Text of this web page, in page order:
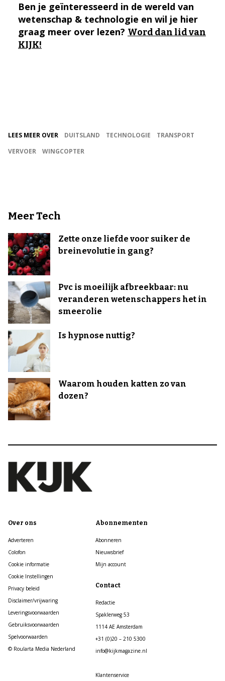
Ben je geïnteresseerd in de wereld van
wetenschap & technologie en wil je hier
graag meer over lezen? Word dan lid van
KIJK!
LEES MEER OVER DUITSLAND TECHNOLOGIE
TRANSPORT
VERVOER
WINGCOPTER
Meer Tech
Zette onze liefde voor suiker de
breinevolutie in gang?
Pvc is moeilijk afbreekbaar: nu
veranderen wetenschappers het in
smeerolie
Is hypnose nuttig?
Waarom houden katten zo van
dozen?
Over ons
Adverteren
Colofon
Cookie informatie
Cookie Instellingen
Privacy beleid
Disclaimer/vrijwaring
Leveringsvoorwaarden
Gebruiksvoorwaarden
Spelvoorwaarden
© Roularta Media Nederland
Abonnementen
Abonneren
Nieuwsbrief
Mijn account
Contact
Redactie
Spaklerweg 53
1114 AE Amsterdam
+31 (0)20 – 210 5300
info@kijkmagazine.nl
Klantenservice